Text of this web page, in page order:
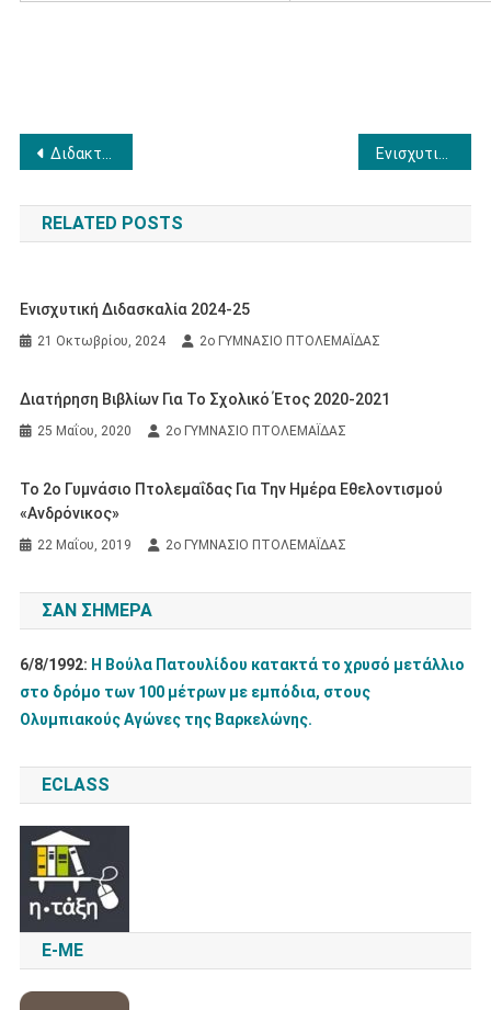
Πλοήγηση
άρθρων
Διδακτική επίσκεψη στο ΙΔΕΠ/ΕΚΕΤΑ Πτολεμαΐδας
RELATED POSTS
Ενισχυτική Διδασκαλία 2024-25
21 Οκτωβρίου, 2024 2ο ΓΥΜΝΑΣΙΟ ΠΤΟΛΕΜΑΪΔΑΣ
Διατήρηση Βιβλίων Για Το Σχολικό Έτος 2020-2021
25 Μαΐου, 2020 2ο ΓΥΜΝΑΣΙΟ ΠΤΟΛΕΜΑΪΔΑΣ
Το 2ο Γυμνάσιο Πτολεμαΐδας Για Την Ημέρα Εθελοντισμού
«Ανδρόνικος»
22 Μαΐου, 2019 2ο ΓΥΜΝΑΣΙΟ ΠΤΟΛΕΜΑΪΔΑΣ
ΣΑΝ ΣΉΜΕΡΑ
6/8/1992: Η Βούλα Πατουλίδου κατακτά το χρυσό μετάλλιο
στο δρόμο των 100 μέτρων με εμπόδια, στους
Ολυμπιακούς Αγώνες της Βαρκελώνης.
ECLASS
E-ME